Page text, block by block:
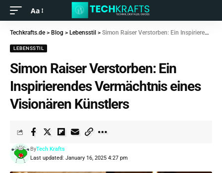
Aa
Techkrafts.de > Blog > Lebensstil > Simon Raiser Verstorben: Ein Inspirierendes Vermächtnis eines Visionären Künstlers
LEBENSSTIL
Simon Raiser Verstorben: Ein
Inspirierendes Vermächtnis eines
Visionären Künstlers
Last updated: January 16, 2025 4:27 pm
ByTech Krafts